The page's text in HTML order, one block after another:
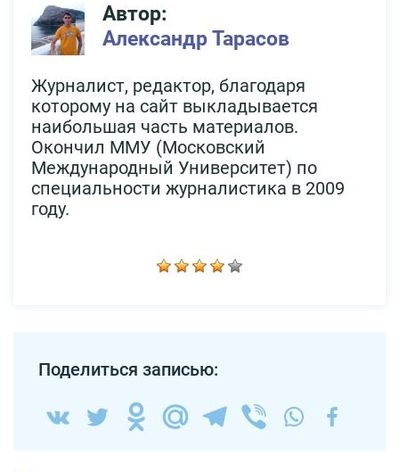
Автор:
Александр Тарасов
Журналист, редактор, благодаря
которому на сайт выкладывается
наибольшая часть материалов.
Окончил ММУ (Московский
Международный Университет) по
специальности журналистика в 2009
году.
Поделиться записью: